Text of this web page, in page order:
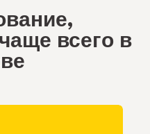
всего в